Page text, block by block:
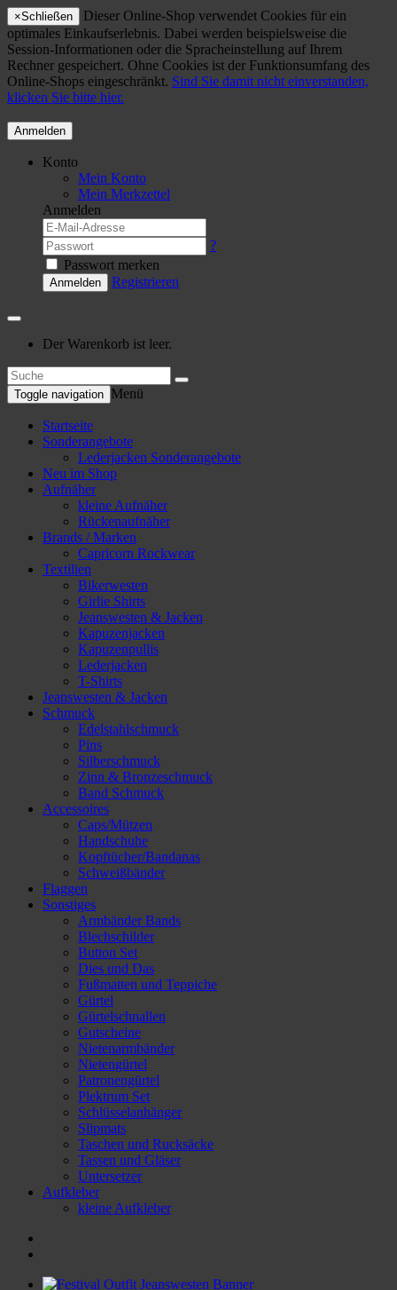
×Schließen
Dieser Online-Shop verwendet Cookies für ein
optimales Einkaufserlebnis. Dabei werden beispielsweise die
Session-Informationen oder die Spracheinstellung auf Ihrem
Rechner gespeichert. Ohne Cookies ist der Funktionsumfang des
Online-Shops eingeschränkt. Sind Sie damit nicht einverstanden,
klicken Sie bitte hier.
Anmelden
Konto
Mein Konto
Mein Merkzettel
Anmelden
?
Passwort merken
Anmelden Registrieren
Der Warenkorb ist leer.
Toggle navigation Menü
Startseite
Sonderangebote
Lederjacken Sonderangebote
Neu im Shop
Aufnäher
kleine Aufnäher
Rückenaufnäher
Brands / Marken
Capricorn Rockwear
Textilien
Bikerwesten
Girlie Shirts
Jeanswesten & Jacken
Kapuzenjacken
Kapuzenpullis
Lederjacken
T-Shirts
Jeanswesten & Jacken
Schmuck
Edelstahlschmuck
Pins
Silberschmuck
Zinn & Bronzeschmuck
Band Schmuck
Accessoires
Caps/Mützen
Handschuhe
Kopftücher/Bandanas
Schweißbänder
Flaggen
Sonstiges
Armbänder Bands
Blechschilder
Button Set
Dies und Das
Fußmatten und Teppiche
Gürtel
Gürtelschnallen
Gutscheine
Nietenarmbänder
Nietengürtel
Patronengürtel
Plektrum Set
Schlüsselanhänger
Slipmats
Taschen und Rucksäcke
Tassen und Gläser
Untersetzer
Aufkleber
kleine Aufkleber